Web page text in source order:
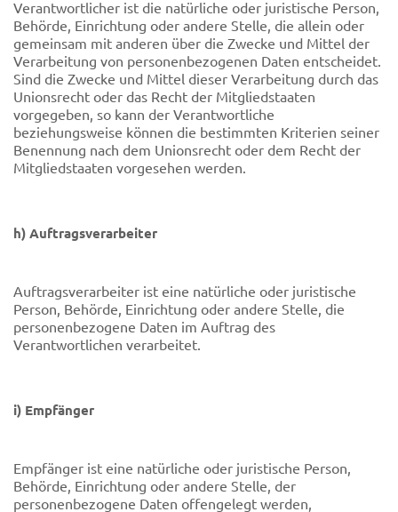
Verantwortlicher ist die natürliche oder juristische Person,
Behörde, Einrichtung oder andere Stelle, die allein oder
gemeinsam mit anderen über die Zwecke und Mittel der
Verarbeitung von personenbezogenen Daten entscheidet.
Sind die Zwecke und Mittel dieser Verarbeitung durch das
Unionsrecht oder das Recht der Mitgliedstaaten
vorgegeben, so kann der Verantwortliche
beziehungsweise können die bestimmten Kriterien seiner
Benennung nach dem Unionsrecht oder dem Recht der
Mitgliedstaaten vorgesehen werden.
h) Auftragsverarbeiter
Auftragsverarbeiter ist eine natürliche oder juristische
Person, Behörde, Einrichtung oder andere Stelle, die
personenbezogene Daten im Auftrag des
Verantwortlichen verarbeitet.
i) Empfänger
Empfänger ist eine natürliche oder juristische Person,
Behörde, Einrichtung oder andere Stelle, der
personenbezogene Daten offengelegt werden,